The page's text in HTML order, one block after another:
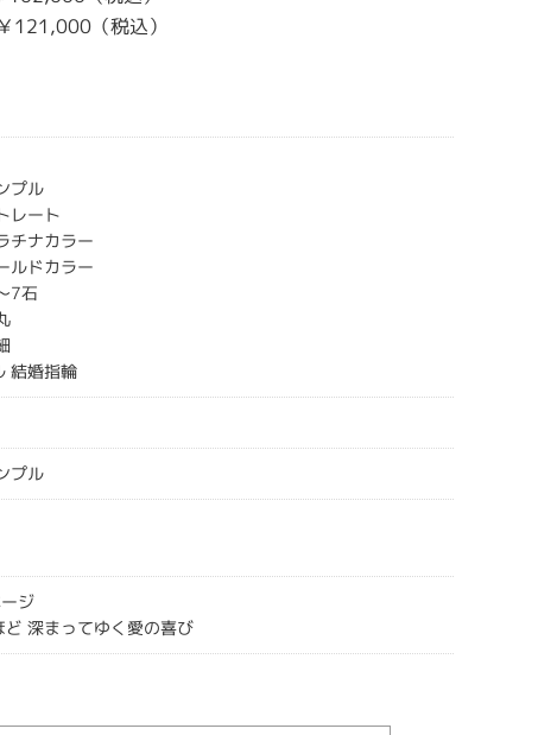
121,000（税込）
プル
レート
チナカラー
ルドカラー
7石
結婚指輪
プル
ジ
ど 深まってゆく愛の喜び